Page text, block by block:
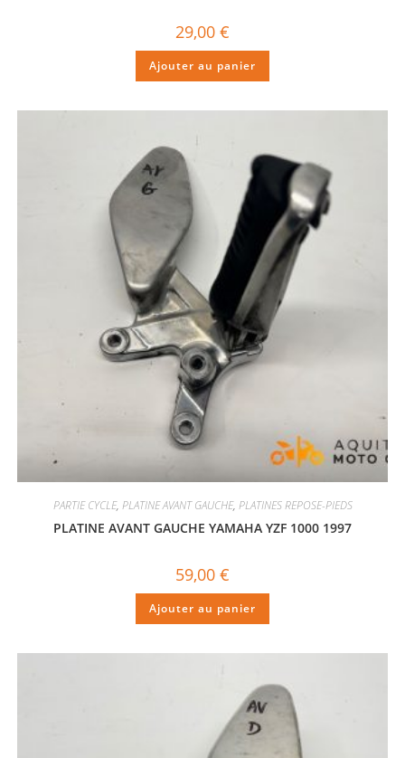
29,00 €
Ajouter au panier
PARTIE CYCLE, PLATINE AVANT GAUCHE, PLATINES REPOSE-PIEDS
PLATINE AVANT GAUCHE YAMAHA YZF 1000 1997
59,00 €
Ajouter au panier